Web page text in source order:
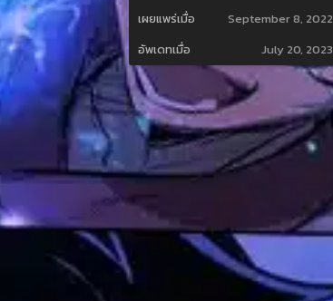
เผยแพร่เมื่อ
September 8, 2022
อัพเดทเมื่อ
July 20, 2023